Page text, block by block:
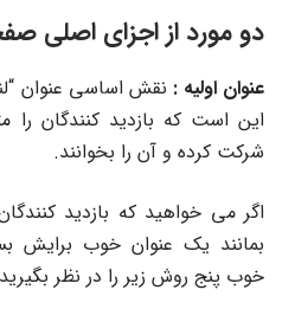
دو مورد از اجزای اصلی
عنوان اولیه : نقش اساسی عنوان
این است که بازدید کنندگان را
شرکت کرده و آن را بخوانند.
اگر می خواهید که بازدید
بمانند یک عنوان خوب برایش
خوب پنج روش زیر را در نظر